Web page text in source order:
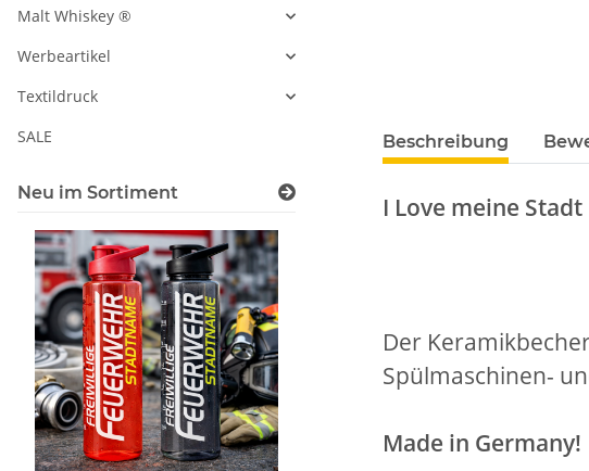
Beschreibung
I Love meine
Der
Spülmaschinen-
Made in Germany!
Malt Whiskey ®
Werbeartikel
Textildruck
SALE
Neu im Sortiment